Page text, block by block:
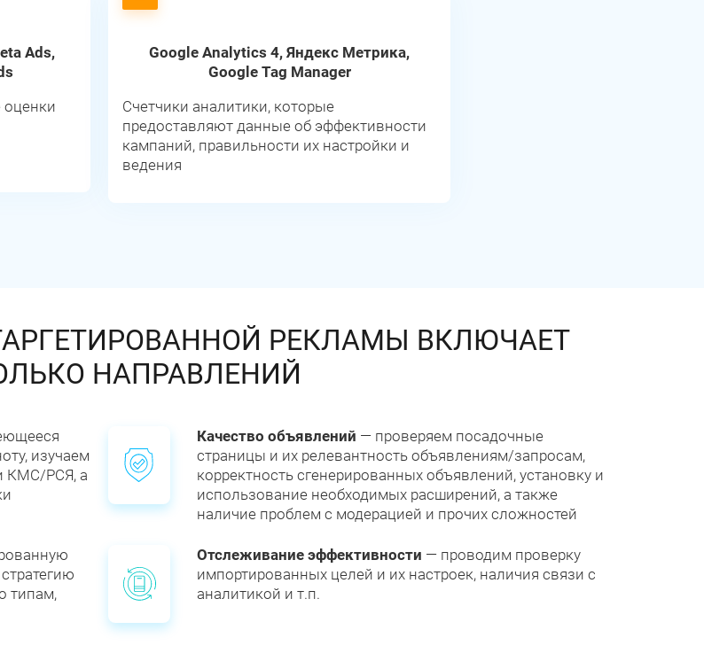
Ads,
Google Analytics 4, Яндекс Метрика,
Google Tag Manager
Счетчики аналитики, которые
предоставляют данные об эффективности
кампаний, правильности их настройки и
ведения
РЕКЛАМЫ ВКЛЮЧАЕТ
НАПРАВЛЕНИЙ
изучаем
КМС/РСЯ, а
Качество объявлений — проверяем посадочные
страницы и их релевантность объявлениям/запросам,
корректность сгенерированных объявлений, установку и
использование необходимых расширений, а также
наличие проблем с модерацией и прочих сложностей
типам,
Отслеживание эффективности — проводим проверку
импортированных целей и их настроек, наличия связи с
аналитикой и т.п.